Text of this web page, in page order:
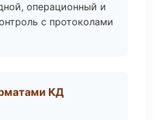
операционный и
с протоколами
КД